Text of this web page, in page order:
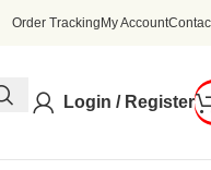
Order Tracking My Account
Login / Register